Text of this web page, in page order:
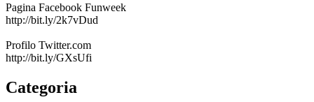
Pagina Facebook Funweek
http://bit.ly/2k7vDud
Profilo Twitter.com
http://bit.ly/GXsUfi
Categoria